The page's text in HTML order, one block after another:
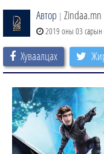
Автор | Zindaa.mn
2019 оны 03
Хуваалцах